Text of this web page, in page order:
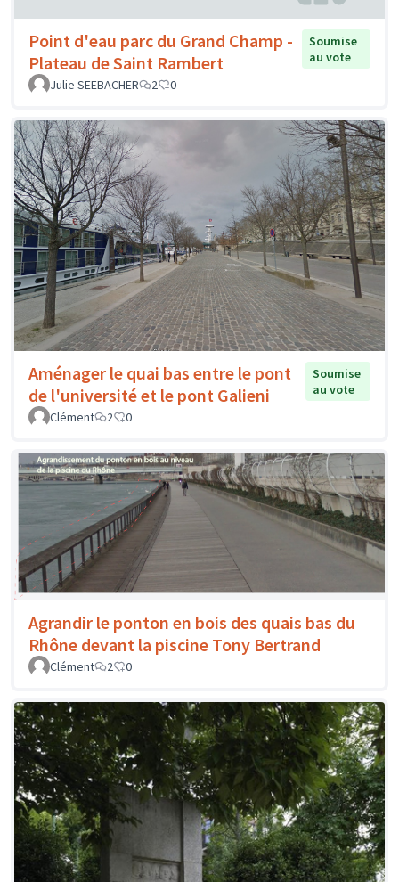
Point d'eau parc du Grand Champ -
Plateau de Saint Rambert
Soumise
au vote
Julie SEEBACHER
2 0
Aménager le quai bas entre le pont
de l'université et le pont Galieni
Soumise
au vote
Clément
2 0
Agrandir le ponton en bois des quais bas du
Rhône devant la piscine Tony Bertrand
Clément 2 0